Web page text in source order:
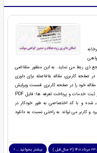
ذی ربط می نماید. به این منظور متقاضی
صفحه کاربری، مقاله بلافاصله برای داوری
خود را در صفحه کاربری قسمت ویرایش
و داوری ملاحظه نماید. در صورت پذیرفته شدن مقاله و پس از ثبت خدمات و پرداخت تعرفه ها؛ فایل PDF
شده و با کد اختصاصی به طور خودکار در
کاربر می تواند به راحتی نسبت به دانلود
) بیشتر بخوانید ... !